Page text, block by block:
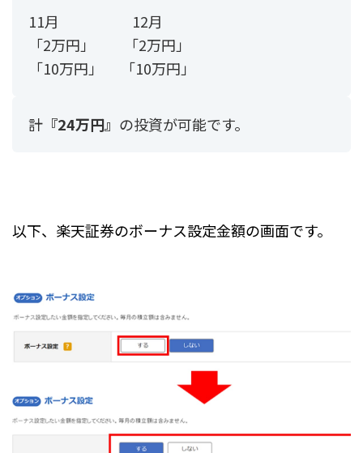
11月 12月
「2万円」 「2万円」
「10万円」 「10万円」
計 『24万円』 の投資が可能です。
以下、楽天証券のボーナス設定金額の画面です。